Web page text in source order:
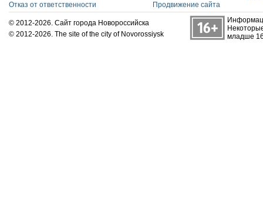
Отказ от ответственности
Продвижение сайта
© 2012-2026. Сайт города Новороссийска
© 2012-2026. The site of the city of Novorossiysk
младше